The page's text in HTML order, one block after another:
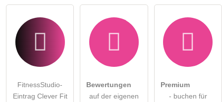
FitnessStudio-
Eintrag Clever Fit
Bewertungen
auf der eigenen
Premium
- buchen für